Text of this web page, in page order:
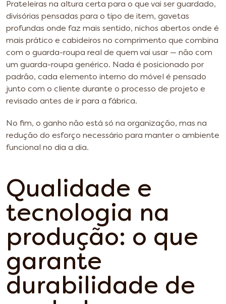
Prateleiras na altura certa para o que vai ser guardado,
divisórias pensadas para o tipo de item, gavetas
profundas onde faz mais sentido, nichos abertos onde é
mais prático e cabideiros no comprimento que combina
com o guarda-roupa real de quem vai usar — não com
um guarda-roupa genérico. Nada é posicionado por
padrão, cada elemento interno do móvel é pensado
junto com o cliente durante o processo de projeto e
revisado antes de ir para a fábrica.
No fim, o ganho não está só na organização, mas na
redução do esforço necessário para manter o ambiente
funcional no dia a dia.
Qualidade e
tecnologia na
produção: o que
garante
durabilidade de